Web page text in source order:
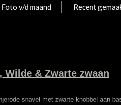
Foto v/d maand Recent
Wilde & Zwarte zwaan
snavel met zwarte knobbel aan